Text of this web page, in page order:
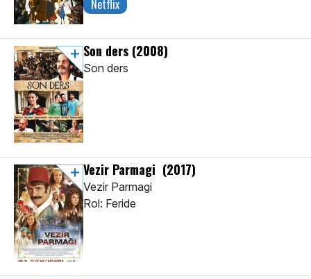
Netflix
Son ders (2008)
Son ders
Vezir Parmagi (2017)
Vezir Parmagi
Rol: Feride